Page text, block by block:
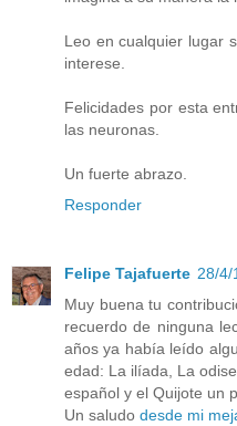
Leo en cualquier lugar
interese.
Felicidades por esta
las neuronas.
Un fuerte abrazo.
Responder
Felipe Tajafuerte 28/4/
Muy buena tu
recuerdo de ninguna
años ya había leído
edad: La ilíada, La
español y el Quijote un
Un saludo desde mi